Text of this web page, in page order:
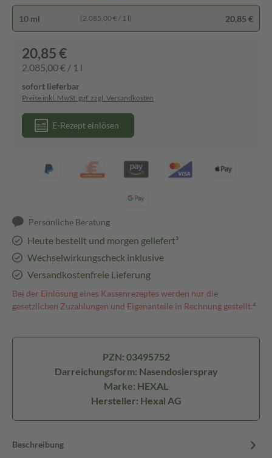
10 ml (2.085,00 € / 1 l) 20,85 €
20,85 €
2.085,00 € / 1 l
sofort lieferbar
Preise inkl. MwSt. ggf. zzgl. Versandkosten
E-Rezept einlösen
Persönliche Beratung
Heute bestellt und morgen geliefert³
Wechselwirkungscheck inklusive
Versandkostenfreie Lieferung
Bei der Einlösung eines Kassenrezeptes werden nur die
gesetzlichen Zuzahlungen und Eigenanteile in Rechnung gestellt.⁴
PZN: 03495752
Darreichungsform: Nasendosierspray
Marke: HEXAL
Hersteller: Hexal AG
Beschreibung